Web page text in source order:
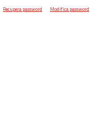
Recupera password Modifica password